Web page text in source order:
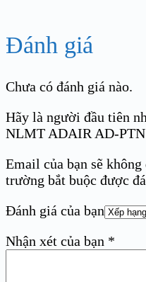
Đánh giá
Chưa có đánh giá nào.
Hãy là người đầu tiên
NLMT ADAIR AD-
Email của bạn sẽ
trường bắt buộc được
Đánh giá của bạn
Nhận xét của bạn *